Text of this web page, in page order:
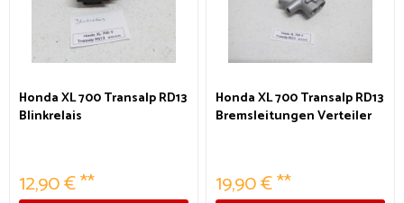
Honda XL 700 Transalp RD13
Blinkrelais
12,90 € **
Honda XL 700 Transalp RD13
Bremsleitungen Verteiler
19,90 € **